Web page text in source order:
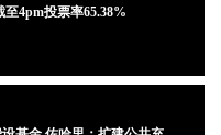
4pm投票率65.38%